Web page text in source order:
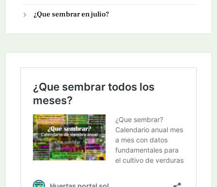
¿Que sembrar en julio?